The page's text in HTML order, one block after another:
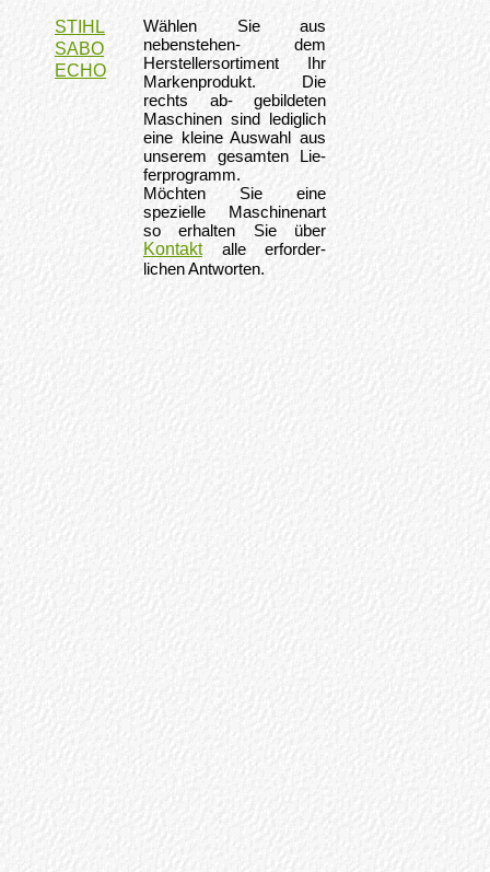
STIHL
SABO
ECHO
Wählen Sie aus
nebenstehen- dem
Herstellersortiment Ihr
Markenprodukt. Die
rechts ab- gebildeten
Maschinen sind lediglich
eine kleine Auswahl aus
unserem gesamten Lie-
ferprogramm.
Möchten Sie eine
spezielle Maschinenart
so erhalten Sie über
Kontaktalle erforder-
lichen Antworten.